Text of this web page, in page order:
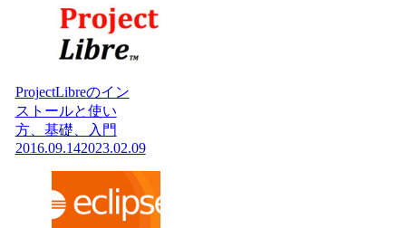
ProjectLibreのイン
ストールと使い
方、基礎、入門
2016.09.142023.02.09